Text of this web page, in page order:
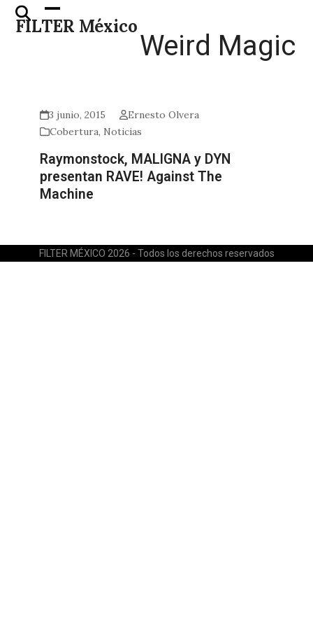
Skip
FILTER México
Open
mobile
Close
mobile
Weird Magic
3 junio, 2015
Ernesto Olvera
Cobertura, Noticias
Raymonstock, MALIGNA y DYN
presentan RAVE! Against The
Machine
FILTER MÉXICO 2026 - Todos los derechos reservados